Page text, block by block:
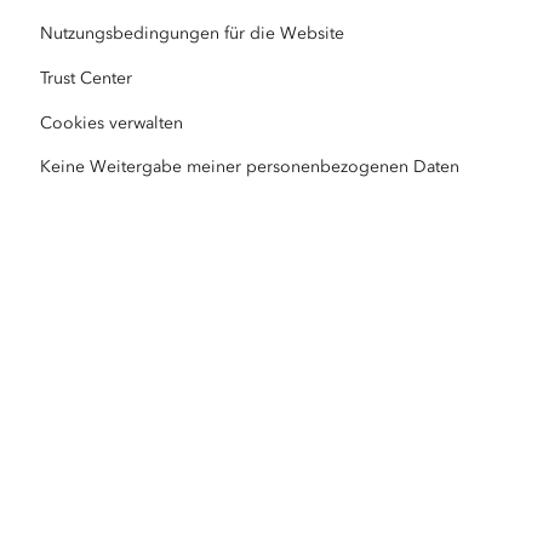
Esri Press
Esri Videos
Verhaltenskodex
Sitemap
Bildung
Gleichbehandlung
Nutzungsbedingungen für die Website
Trust Center
Cookies verwalten
Keine Weitergabe meiner personenbezogenen Daten